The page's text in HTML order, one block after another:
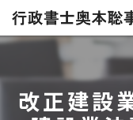
改正建設